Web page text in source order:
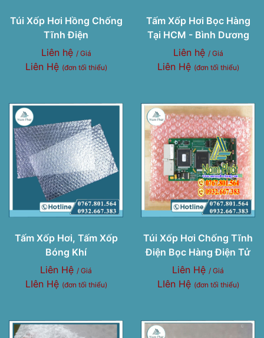
Túi Xốp Hơi Hồng Chống
Tĩnh Điện
Liên hệ / Giá
Liên Hệ (đơn tối thiểu)
Tấm Xốp Hơi Bọc Hàng
Tại HCM - Bình Dương
Liên hệ / Giá
Liên Hệ (đơn tối thiểu)
Tấm Xốp Hơi, Tấm Xốp
Bóng Khí
Liên Hệ / Giá
LIên Hệ (đơn tối thiểu)
Túi Xốp Hơi Chống Tĩnh
Điện Bọc Hàng Điện Tử
Liên Hệ / Giá
LIên Hệ (đơn tối thiểu)